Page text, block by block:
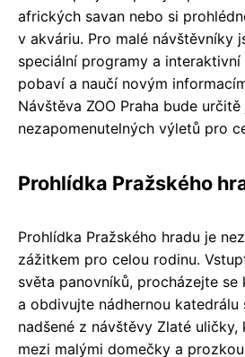
afrických savan nebo si
v akváriu. Pro malé návštěvníky
speciální programy a
pobaví a naučí novým
Návštěva ZOO Praha bude
nezapomenutelných výletů pro
Prohlídka Pražského
Prohlídka Pražského hradu je
zážitkem pro celou rodinu.
světa panovníků, procházejte se
a obdivujte nádhernou katedrálu
nadšené z návštěvy Zlaté
mezi malými domečky a